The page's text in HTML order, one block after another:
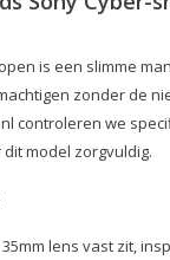
is een slimme
zonder de
controleren we
model zorgvuldig.
lens vast zit,